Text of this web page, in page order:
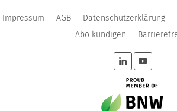
Impressum AGB Datenschutzerklärung
Abo kündigen